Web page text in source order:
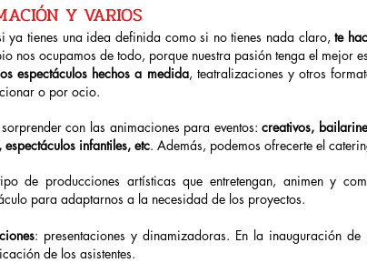
Y VARIOS
ya tienes una idea definida como si no tienes nada claro,te
nos ocupamos de todo, porque nuestra pasión tenga el mejor
espectáculos hechos a medida, teatralizaciones y otros
o por ocio.
sorprender con las animaciones para eventos:creativos,
espectáculos infantiles, etc. Además, podemos ofrecerte el
de producciones artísticas que entretengan, animen y
para adaptarnos a la necesidad de los proyectos.
: presentaciones y dinamizadoras. En la inauguración
de los asistentes.